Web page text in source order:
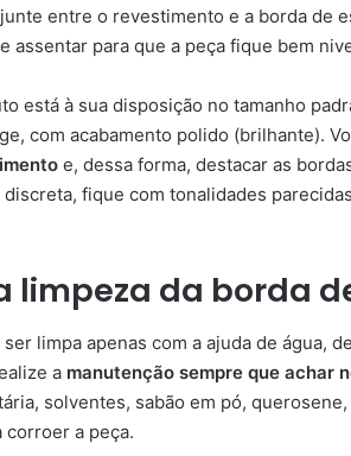
entre o revestimento e a borda de
assentar para que a peça fique bem
está à sua disposição no tamanho
com acabamento polido (brilhante).
e, dessa forma, destacar as
fique com tonalidades
limpeza da borda
limpa apenas com a ajuda de água,
a manutenção sempre que achar
solventes, sabão em pó,
a peça.